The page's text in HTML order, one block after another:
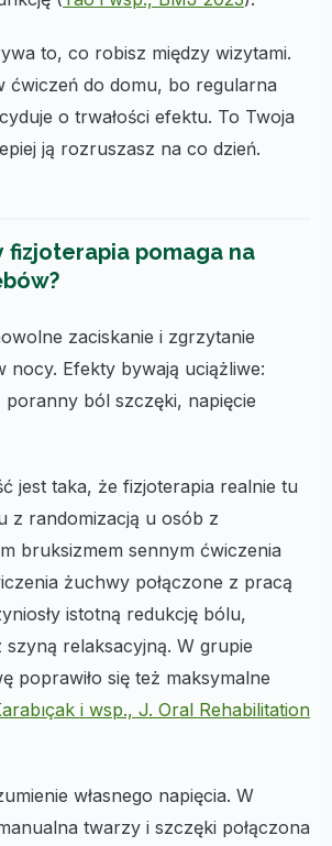
to, co robisz między wizytami.
ćwiczeń do domu, bo regularna
o trwałości efektu. To Twoja
ją rozruszasz na co dzień.
fizjoterapia pomaga na
zaciskanie i zgrzytanie
nocy. Efekty bywają uciążliwe:
poranny ból szczęki, napięcie
jest taka, że fizjoterapia realnie tu
z randomizacją u osób z
bruksizmem sennym ćwiczenia
żuchwy połączone z pracą
istotną redukcję bólu,
relaksacyjną. W grupie
poprawiło się też maksymalne
i wsp., J. Oral Rehabilitation
własnego napięcia. W
twarzy i szczęki połączona